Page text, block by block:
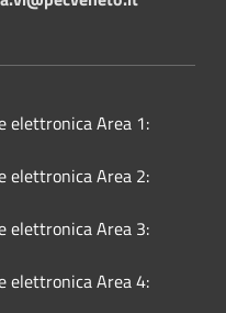
elettronica Area 1:
elettronica Area 2:
elettronica Area 3:
elettronica Area 4: